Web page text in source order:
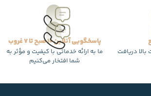
دریافت
پاسخگویی آنلاین 10 صبح تا 7 غروب
ما به ارائه خدماتی با کیفیت و مؤثر به
شما افتخار می‌کنیم